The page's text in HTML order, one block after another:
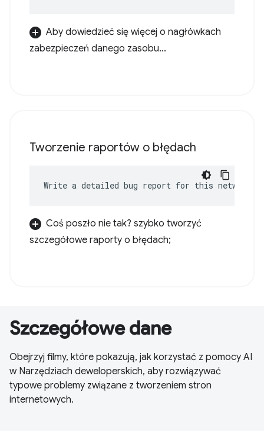
Aby dowiedzieć się więcej o nagłówkach
zabezpieczeń danego zasobu...
Tworzenie raportów o błędach
Write a detailed bug report for this network
Coś poszło nie tak? szybko tworzyć
szczegółowe raporty o błędach;
Szczegółowe dane
Obejrzyj filmy, które pokazują, jak korzystać z pomocy AI
w Narzędziach deweloperskich, aby rozwiązywać
typowe problemy związane z tworzeniem stron
internetowych.